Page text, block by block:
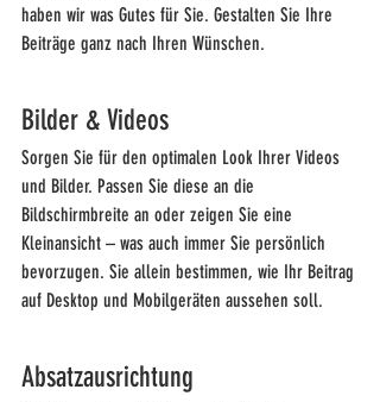
haben wir was Gutes für Sie. Gestalten Sie Ihre
Beiträge ganz nach Ihren Wünschen.
Bilder & Videos
Sorgen Sie für den optimalen Look Ihrer Videos
und Bilder. Passen Sie diese an die
Bildschirmbreite an oder zeigen Sie eine
Kleinansicht – was auch immer Sie persönlich
bevorzugen. Sie allein bestimmen, wie Ihr Beitrag
auf Desktop und Mobilgeräten aussehen soll.
Absatzausrichtung